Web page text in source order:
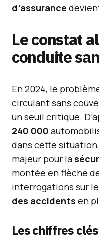
d’assurance
Le constat
conduite
En 2024, le
circulant sans
un seuil critique.
240 000
dans cette
majeur pour la
montée en flèche
interrogations sur
des accidents en
Les chiffres